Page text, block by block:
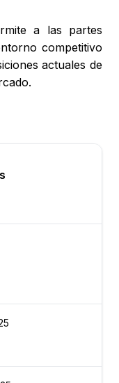
a las partes
competitivo
actuales de